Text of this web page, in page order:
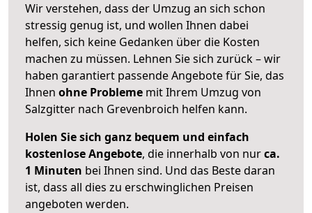
Wir verstehen, dass der Umzug an sich schon
stressig genug ist, und wollen Ihnen dabei
helfen, sich keine Gedanken über die Kosten
machen zu müssen. Lehnen Sie sich zurück – wir
haben garantiert passende Angebote für Sie, das
Ihnen ohne Probleme mit Ihrem Umzug von
Salzgitter nach Grevenbroich helfen kann.
Holen Sie sich ganz bequem und einfach
kostenlose Angebote, die innerhalb von nurca.
1 Minuten bei Ihnen sind. Und das Beste daran
ist, dass all dies zu erschwinglichen Preisen
angeboten werden.